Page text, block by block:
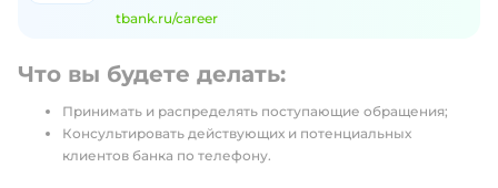
tbank.ru/career
Что вы будете делать:
Принимать и распределять поступающие обращения;
Консультировать действующих и потенциальных
клиентов банка по телефону.